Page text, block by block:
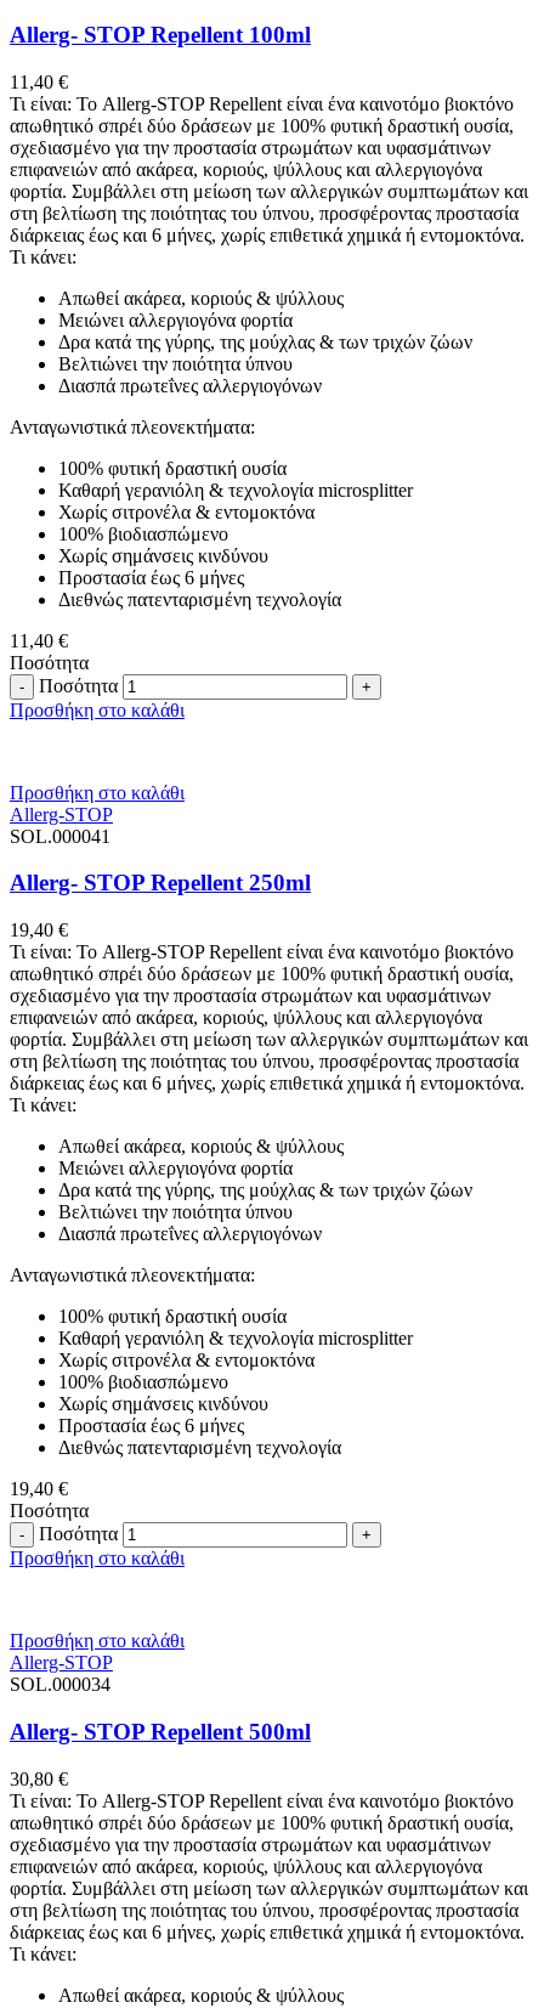
Allerg- STOP Repellent 100ml
11,40 €
Τι είναι: Το Allerg-STOP Repellent είναι ένα καινοτόμο βιοκτόνο
απωθητικό σπρέι δύο δράσεων με 100% φυτική δραστική ουσία,
σχεδιασμένο για την προστασία στρωμάτων και υφασμάτινων
επιφανειών από ακάρεα, κοριούς, ψύλλους και αλλεργιογόνα
φορτία. Συμβάλλει στη μείωση των αλλεργικών συμπτωμάτων και
στη βελτίωση της ποιότητας του ύπνου, προσφέροντας προστασία
διάρκειας έως και 6 μήνες, χωρίς επιθετικά χημικά ή εντομοκτόνα.
Τι κάνει:
Απωθεί ακάρεα, κοριούς & ψύλλους
Μειώνει αλλεργιογόνα φορτία
Δρα κατά της γύρης, της μούχλας & των τριχών ζώων
Βελτιώνει την ποιότητα ύπνου
Διασπά πρωτεΐνες αλλεργιογόνων
Ανταγωνιστικά πλεονεκτήματα:
100% φυτική δραστική ουσία
Καθαρή γερανιόλη & τεχνολογία microsplitter
Χωρίς σιτρονέλα & εντομοκτόνα
100% βιοδιασπώμενο
Χωρίς σημάνσεις κινδύνου
Προστασία έως 6 μήνες
Διεθνώς πατενταρισμένη τεχνολογία
11,40 €
Ποσότητα
Ποσότητα
Προσθήκη στο καλάθι
Προσθήκη στο καλάθι
Allerg-STOP
SOL.000041
Allerg- STOP Repellent 250ml
19,40 €
Τι είναι: Το Allerg-STOP Repellent είναι ένα καινοτόμο βιοκτόνο
απωθητικό σπρέι δύο δράσεων με 100% φυτική δραστική ουσία,
σχεδιασμένο για την προστασία στρωμάτων και υφασμάτινων
επιφανειών από ακάρεα, κοριούς, ψύλλους και αλλεργιογόνα
φορτία. Συμβάλλει στη μείωση των αλλεργικών συμπτωμάτων και
στη βελτίωση της ποιότητας του ύπνου, προσφέροντας προστασία
διάρκειας έως και 6 μήνες, χωρίς επιθετικά χημικά ή εντομοκτόνα.
Τι κάνει:
Απωθεί ακάρεα, κοριούς & ψύλλους
Μειώνει αλλεργιογόνα φορτία
Δρα κατά της γύρης, της μούχλας & των τριχών ζώων
Βελτιώνει την ποιότητα ύπνου
Διασπά πρωτεΐνες αλλεργιογόνων
Ανταγωνιστικά πλεονεκτήματα:
100% φυτική δραστική ουσία
Καθαρή γερανιόλη & τεχνολογία microsplitter
Χωρίς σιτρονέλα & εντομοκτόνα
100% βιοδιασπώμενο
Χωρίς σημάνσεις κινδύνου
Προστασία έως 6 μήνες
Διεθνώς πατενταρισμένη τεχνολογία
19,40 €
Ποσότητα
Ποσότητα
Προσθήκη στο καλάθι
Προσθήκη στο καλάθι
Allerg-STOP
SOL.000034
Allerg- STOP Repellent 500ml
30,80 €
Τι είναι: Το Allerg-STOP Repellent είναι ένα καινοτόμο βιοκτόνο
απωθητικό σπρέι δύο δράσεων με 100% φυτική δραστική ουσία,
σχεδιασμένο για την προστασία στρωμάτων και υφασμάτινων
επιφανειών από ακάρεα, κοριούς, ψύλλους και αλλεργιογόνα
φορτία. Συμβάλλει στη μείωση των αλλεργικών συμπτωμάτων και
στη βελτίωση της ποιότητας του ύπνου, προσφέροντας προστασία
διάρκειας έως και 6 μήνες, χωρίς επιθετικά χημικά ή εντομοκτόνα.
Τι κάνει:
Απωθεί ακάρεα, κοριούς & ψύλλους